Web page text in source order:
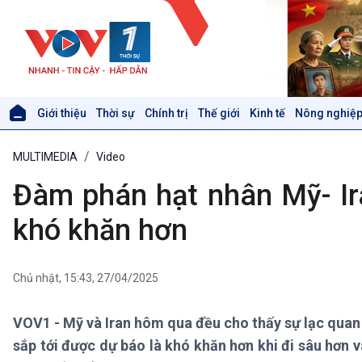
Giới thiệu Thời sự Chính trị Thế giới Kinh tế Nông
Thời sự 12h
Thời sự 18h
Xã hội
Tin Đời sống & Xã hội
Khoa học & Công nghệ
Tin Khoa học & Công nghệ
MULTIMEDIA Video
Đàm phán hạt nhân Mỹ-
khó khăn hơn
Chủ nhật, 15:43, 27/04/2025
VOV1 - Mỹ và Iran hôm qua đều cho thấy sự lạc
sắp tới được dự báo là khó khăn hơn khi đi sâu